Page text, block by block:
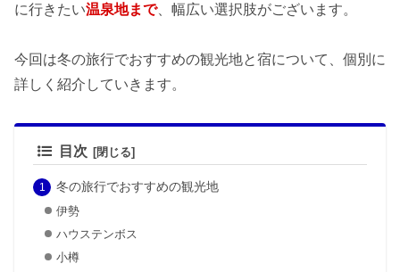
に行きたい温泉地まで、幅広い選択肢がございます。
今回は冬の旅行でおすすめの観光地と宿について、個別に
詳しく紹介していきます。
目次
冬の旅行でおすすめの観光地
伊勢
ハウステンボス
小樽